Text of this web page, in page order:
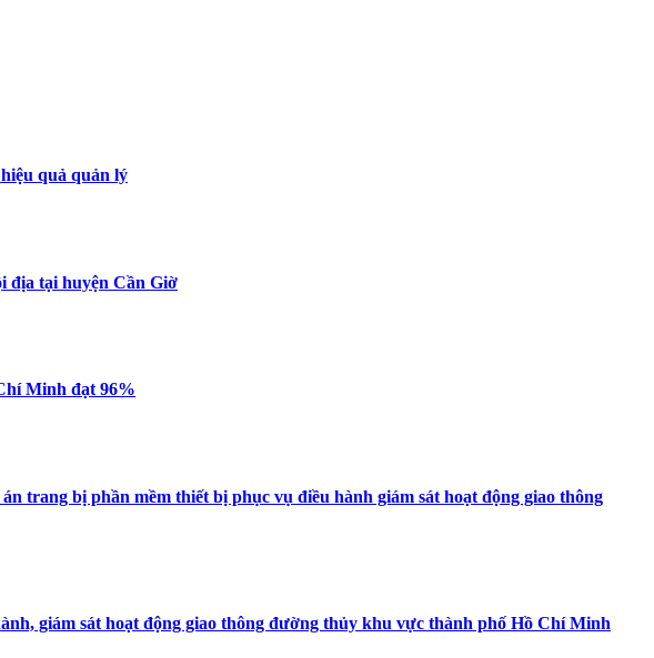
quả quản lý
địa tại huyện Cần Giờ
Minh đạt 96%
trang bị phần mềm thiết bị phục vụ điều hành giám sát hoạt động giao thông
giám sát hoạt động giao thông đường thủy khu vực thành phố Hồ Chí Minh